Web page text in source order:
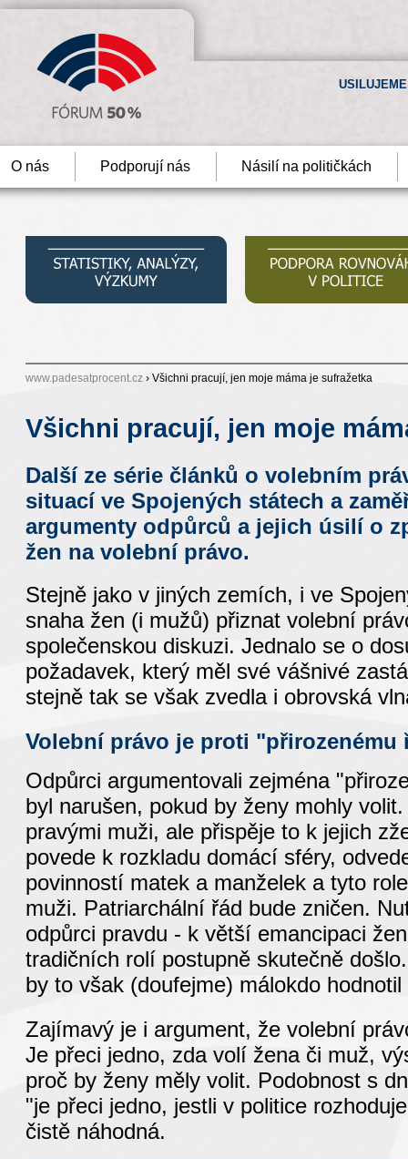
O nás Podporují nás Násilí na političkách
www.padesatprocent.cz › Všichni pracují, jen moje máma je sufražetka
Všichni pracují, jen moje
Další ze série článků o volebním
situací ve Spojených státech a
argumenty odpůrců a jejich úsilí o
žen na volební právo.
Stejně jako v jiných zemích, i ve
snaha žen (i mužů) přiznat volební
společenskou diskuzi. Jednalo se o
požadavek, který měl své vášnivé
stejně tak se však zvedla i obrovská
Volební právo je proti "přirozenému
Odpůrci argumentovali zejména
byl narušen, pokud by ženy mohly
pravými muži, ale přispěje to k jejich
povede k rozkladu domácí sféry,
povinností matek a manželek a tyto
muži. Patriarchální řád bude zničen.
odpůrci pravdu - k větší emancipaci
tradičních rolí postupně skutečně
by to však (doufejme) málokdo
Zajímavý je i argument, že volební
Je přeci jedno, zda volí žena či muž,
proč by ženy měly volit. Podobnost s
"je přeci jedno, jestli v politice
čistě náhodná.